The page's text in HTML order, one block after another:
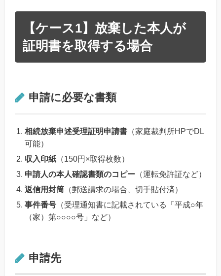
【ケース1】放棄した本人が
証明書を取得する場合
申請に必要な書類
相続放棄申述受理証明申請書 （家庭裁判所HPでDL
可能）
収入印紙 （150円×取得枚数）
申請人の本人確認書類のコピー （運転免許証など）
返信用封筒 （郵送請求の場合、切手貼付済）
事件番号 （受理通知書に記載されている「平成○年
（家）第○○○○号」など）
申請先